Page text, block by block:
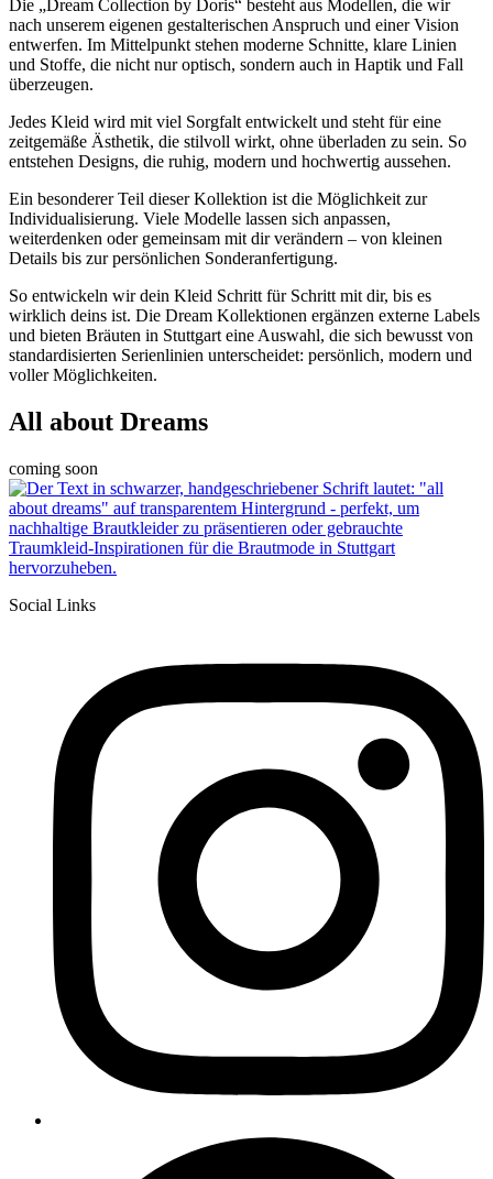
Die „Dream Collection by Doris“ besteht aus Modellen, die wir
nach unserem eigenen gestalterischen Anspruch und einer Vision
entwerfen. Im Mittelpunkt stehen moderne Schnitte, klare Linien
und Stoffe, die nicht nur optisch, sondern auch in Haptik und Fall
überzeugen.
Jedes Kleid wird mit viel Sorgfalt entwickelt und steht für eine
zeitgemäße Ästhetik, die stilvoll wirkt, ohne überladen zu sein. So
entstehen Designs, die ruhig, modern und hochwertig aussehen.
Ein besonderer Teil dieser Kollektion ist die Möglichkeit zur
Individualisierung. Viele Modelle lassen sich anpassen,
weiterdenken oder gemeinsam mit dir verändern – von kleinen
Details bis zur persönlichen Sonderanfertigung.
So entwickeln wir dein Kleid Schritt für Schritt mit dir, bis es
wirklich deins ist. Die Dream Kollektionen ergänzen externe Labels
und bieten Bräuten in Stuttgart eine Auswahl, die sich bewusst von
standardisierten Serienlinien unterscheidet: persönlich, modern und
voller Möglichkeiten.
All about Dreams
coming soon
Social Links